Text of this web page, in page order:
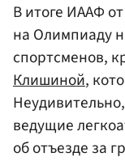
В итоге ИААФ
на Олимпиаду
спортсменов,
Клишиной,
ведущие
об отъезде за